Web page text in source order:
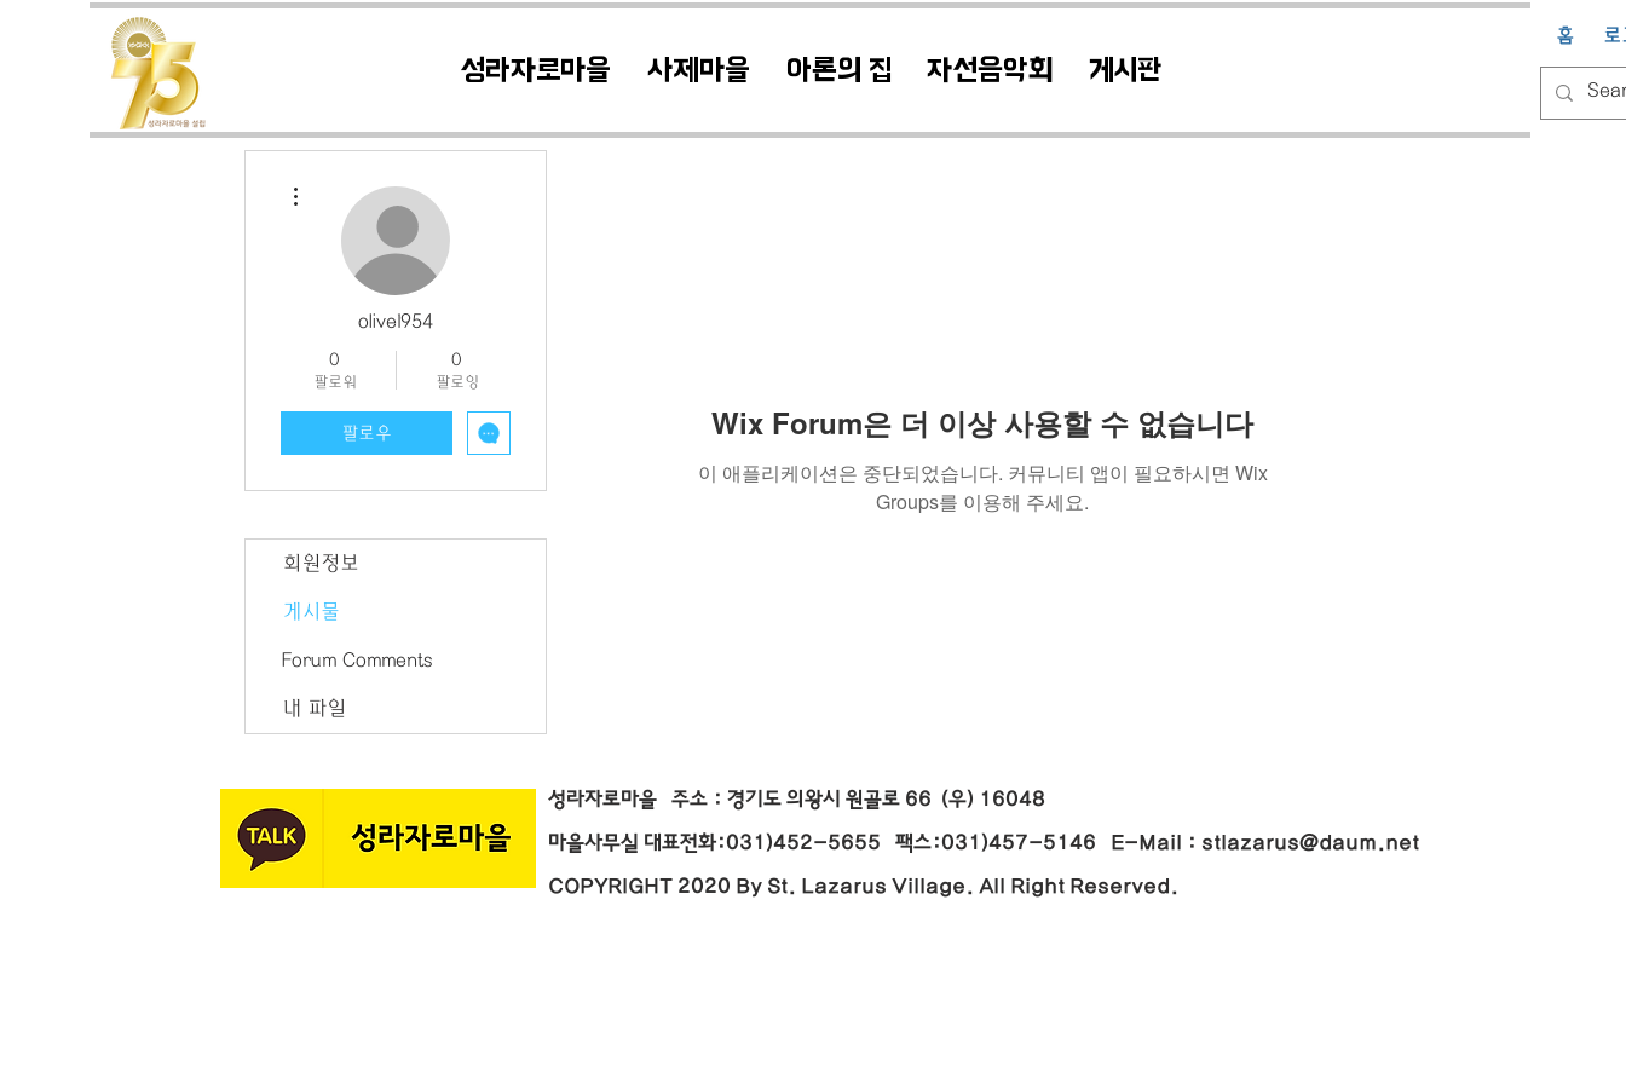
성라자로마을 사제마을 아론의 집 자선음악회 게시판
홈 로
olive1954
0
팔로워
0
팔로잉
팔로우
회원정보
게시물
Forum Comments
내 파일
Wix Forum은 더 이상 사용할 수 없습니다
이 애플리케이션은 중단되었습니다. 커뮤니티 앱이 필요하시면 Wix
Groups를 이용해 주세요.
성라자로마을 주소 : 경기도 의왕시 원골로 66 (우) 16048
마을사무실 대표전화:031)452-5655 팩스:031)457-5146 E-Mail : stlazarus@daum.net
COPYRIGHT 2020 By St. Lazarus Village. All Right Reserved.